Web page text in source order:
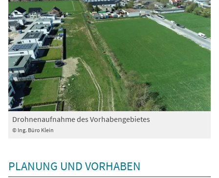
© Ing. Büro Klein
Drohnenaufnahme des Vorhabengebietes
PLANUNG UND VORHABEN